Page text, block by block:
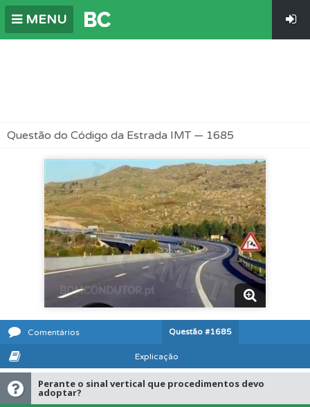
MENU
Questão do Código da Estrada IMT — 1685
Comentários Questão #1685
Explicação
Perante o sinal vertical que procedimentos devo
adoptar?